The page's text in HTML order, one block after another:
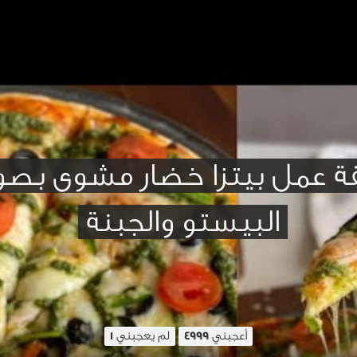
عمل بيتزا خضار مشوى
البيستو والجبنة
أعجبني 4999 لم يعجبني 1